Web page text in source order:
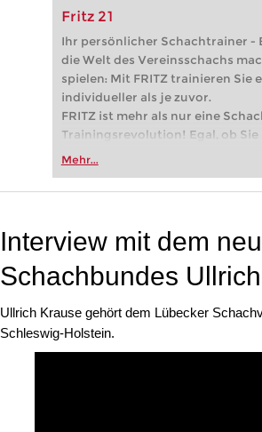
Fritz 21
Ihr persönlicher Schachtrainer -
die Welt des Vereinsschachs
spielen: Mit FRITZ trainieren
individueller als je zuvor.
FRITZ ist mehr als nur eine
Trainingsrevolution! Egal, ob
Vereinsschachs machen oder
zuvor.
Mehr...
Interview mit dem
Schachbundes
Ullrich Krause gehört dem Lübecker
Schleswig-Holstein.